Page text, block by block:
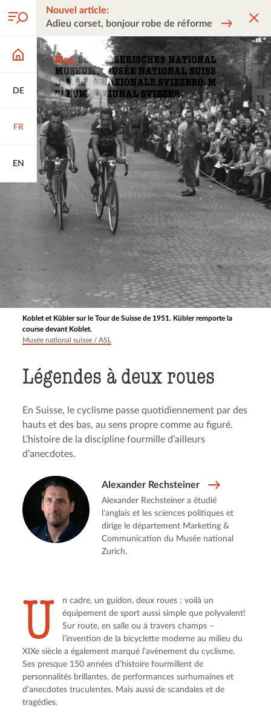
DE
FR
EN
Nouvel article:
Adieu corset, bonjour robe de réforme
Koblet et Kübler sur le Tour de Suisse de 1951. Kübler remporte la
course devant Koblet.
Musée national suisse / ASL
Légendes à deux roues
En Suisse, le cyclisme passe quotidiennement par des
hauts et des bas, au sens propre comme au figuré.
L’histoire de la discipline fourmille d’ailleurs
d’anecdotes.
Alexander Rechsteiner
Alexander Rechsteiner a étudié
l'anglais et les sciences politiques et
dirige le département Marketing &
Communication du Musée national
Zurich.
U
n cadre, un guidon, deux roues : voilà un
équipement de sport aussi simple que polyvalent!
Sur route, en salle ou à travers champs –
l’invention de la bicyclette moderne au milieu du
XIXe siècle a également marqué l’avènement du cyclisme.
Ses presque 150 années d’histoire fourmillent de
personnalités brillantes, de performances surhumaines et
d’anecdotes truculentes. Mais aussi de scandales et de
tragédies.